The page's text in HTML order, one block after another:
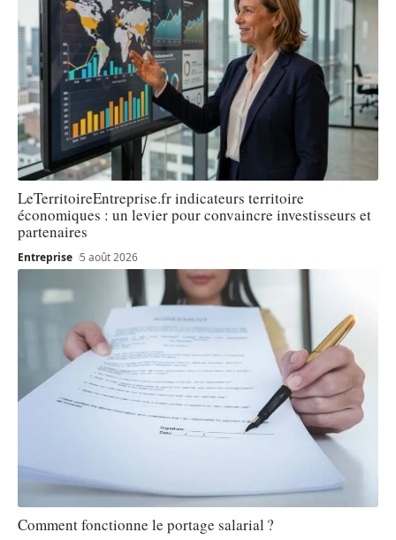
LeTerritoireEntreprise.fr indicateurs territoire
économiques : un levier pour convaincre investisseurs et
partenaires
Entreprise 5 août 2026
Comment fonctionne le portage salarial ?